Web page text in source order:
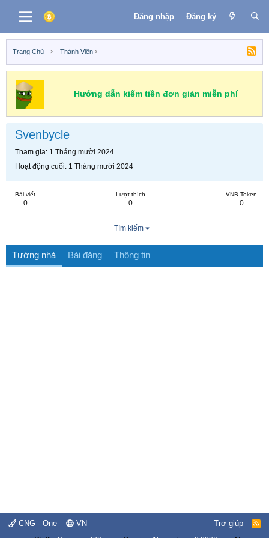
Đăng nhập Đăng ký
Trang Chủ Thành Viên
Hướng dẫn kiếm tiền đơn giản miễn phí
Svenbycle
Tham gia 1 Tháng mười 2024
Hoạt động cuối 1 Tháng mười 2024
Bài viết
0
Lượt thích
0
VNB Token
0
Tìm kiếm
Tường nhà Bài đăng Thông tin
CNG - One VN Trợ giúp
R